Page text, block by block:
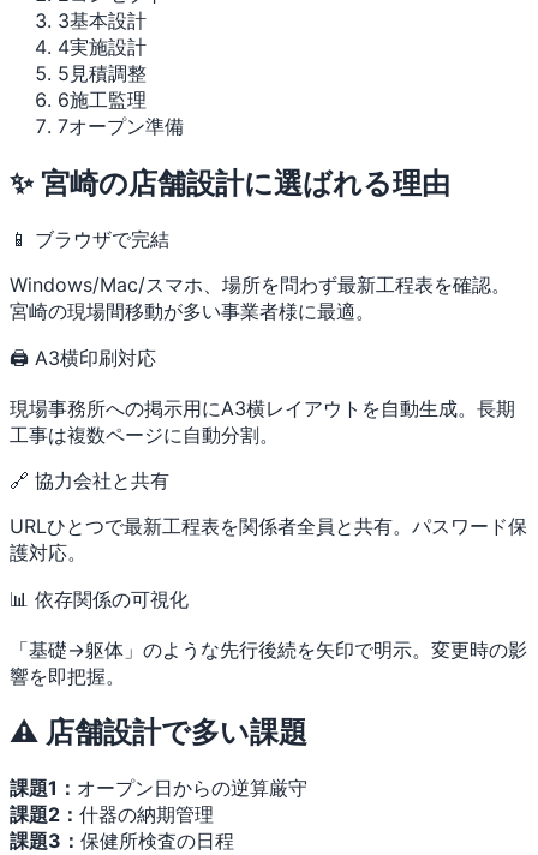
3基本設計
4実施設計
5 見積調整
6施工監理
7オープン準備
✨ 宮崎の店舗設計に選ばれる理由
📱 ブラウザで完結
Windows/Mac/スマホ、場所を問わず最新工程表を確認。
宮崎の現場間移動が多い事業者様に最適。
🖨 A3横印刷対応
現場事務所への掲示用にA3横レイアウトを自動生成。長期
工事は複数ページに自動分割。
🔗 協力会社と共有
URLひとつで最新工程表を関係者全員と共有。パスワード保
護対応。
📊 依存関係の可視化
「基礎→躯体」のような先行後続を矢印で明示。変更時の影
響を即把握。
⚠️ 店舗設計で多い課題
課題1： オープン日からの逆算厳守
課題2： 什器の納期管理
課題3： 保健所検査の日程